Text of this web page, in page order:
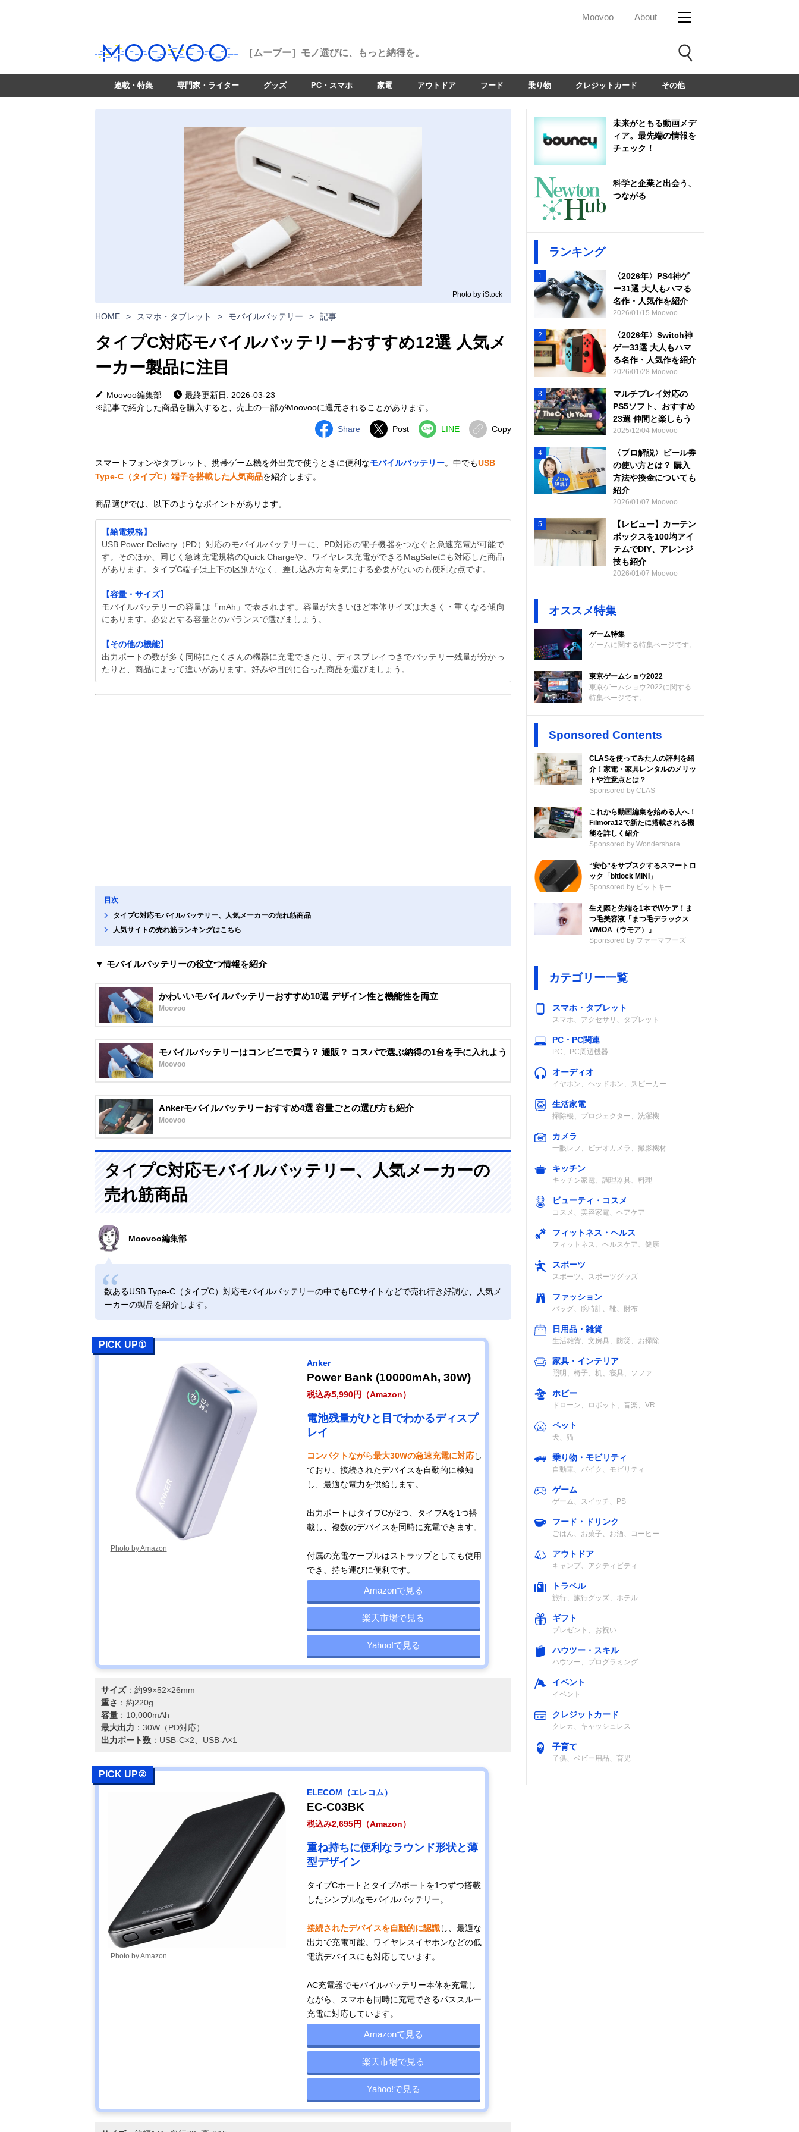
Moovoo About
［ムーブー］ モノ選びに、もっと納得を。
連載・特集 専門家・ライター グッズ PC・スマホ 家電 アウトドア フード 乗り物 クレジットカード その他
Photo by iStock
HOME > スマホ・タブレット > モバイルバッテリー > 記事
タイプC対応モバイルバッテリーおすすめ12選 人気メ
ーカー製品に注目
Moovoo編集部
最終更新日: 2026-03-23
※記事で紹介した商品を購入すると、売上の一部がMoovooに還元されることがあります。
Share Post LINE Copy
スマートフォンやタブレット、携帯ゲーム機を外出先で使うときに便利なモバイルバッテリー。中でもUSB
Type-C（タイプC）端子を搭載した人気商品を紹介します。
商品選びでは、以下のようなポイントがあります。
【給電規格】
USB Power Delivery（PD）対応のモバイルバッテリーに、PD対応の電子機器をつなぐと急速充電が可能で
す。そのほか、同じく急速充電規格のQuick Chargeや、ワイヤレス充電ができるMagSafeにも対応した商品
があります。タイプC端子は上下の区別がなく、差し込み方向を気にする必要がないのも便利な点です。
【容量・サイズ】
モバイルバッテリーの容量は「mAh」で表されます。容量が大きいほど本体サイズは大きく・重くなる傾向
にあります。必要とする容量とのバランスで選びましょう。
【その他の機能】
出力ポートの数が多く同時にたくさんの機器に充電できたり、ディスプレイつきでバッテリー残量が分かっ
たりと、商品によって違いがあります。好みや目的に合った商品を選びましょう。
目次
タイプC対応モバイルバッテリー、人気メーカーの売れ筋商品
人気サイトの売れ筋ランキングはこちら
▼ モバイルバッテリーの役立つ情報を紹介
かわいいモバイルバッテリーおすすめ10選 デザイン性と機能性を両立
Moovoo
モバイルバッテリーはコンビニで買う？ 通販？ コスパで選ぶ納得の1台を手に入れよう
Moovoo
Ankerモバイルバッテリーおすすめ4選 容量ごとの選び方も紹介
Moovoo
タイプC対応モバイルバッテリー、人気メーカーの
売れ筋商品
Moovoo編集部
数あるUSB Type-C（タイプC）対応モバイルバッテリーの中でもECサイトなどで売れ行き好調な、人気メ
ーカーの製品を紹介します。
PICK UP①
Photo by Amazon
Anker
Power Bank (10000mAh, 30W)
税込み5,990円（Amazon）
電池残量がひと目でわかるディスプ
レイ
コンパクトながら最大30Wの急速充電に対応し
ており、接続されたデバイスを自動的に検知
し、最適な電力を供給します。
出力ポートはタイプCが2つ、タイプAを1つ搭
載し、複数のデバイスを同時に充電できます。
付属の充電ケーブルはストラップとしても使用
でき、持ち運びに便利です。
Amazonで見る
楽天市場で見る
Yahoo!で見る
サイズ：約99×52×26mm
重さ ：約220g
容量：10,000mAh
最大出力 ：30W（PD対応）
出力ポート数：USB-C×2、USB-A×1
PICK UP②
Photo by Amazon
ELECOM（エレコム）
EC-C03BK
税込み2,695円（Amazon）
重ね持ちに便利なラウンド形状と薄
型デザイン
タイプCポートとタイプAポートを1つずつ搭載
したシンプルなモバイルバッテリー。
接続されたデバイスを自動的に認識し、最適な
出力で充電可能。ワイヤレスイヤホンなどの低
電流デバイスにも対応しています。
AC充電器でモバイルバッテリー本体を充電し
ながら、スマホも同時に充電できるパススルー
充電に対応しています。
Amazonで見る
楽天市場で見る
Yahoo!で見る
未来がともる動画メデ
ィア。最先端の情報を
チェック！
科学と企業と出会う、
つながる
ランキング
1
〈2026年〉PS4神ゲ
ー31選 大人もハマる
名作・人気作を紹介
2026/01/15 Moovoo
2
〈2026年〉Switch神
ゲー33選 大人もハマ
る名作・人気作を紹介
2026/01/28 Moovoo
3
マルチプレイ対応の
PS5ソフト、おすすめ
23選 仲間と楽しもう
2025/12/04 Moovoo
4
〈プロ解説〉ビール券
の使い方とは？ 購入
方法や換金についても
紹介
2026/01/07 Moovoo
5
【レビュー】カーテン
ボックスを100均アイ
テムでDIY、アレンジ
技も紹介
2026/01/07 Moovoo
オススメ特集
ゲーム特集
ゲームに関する特集ページです。
東京ゲームショウ2022
東京ゲームショウ2022に関する
特集ページです。
Sponsored Contents
CLASを使ってみた人の評判を紹
介！家電・家具レンタルのメリッ
トや注意点とは？
Sponsored by CLAS
これから動画編集を始める人へ！
Filmora12で新たに搭載される機
能を詳しく紹介
Sponsored by Wondershare
“安心”をサブスクするスマートロ
ック「bitlock MINI」
Sponsored by ビットキー
生え際と先端を1本でWケア！ま
つ毛美容液「まつ毛デラックス
WMOA（ウモア）」
Sponsored by ファーマフーズ
カテゴリー一覧
スマホ・タブレット
スマホ、アクセサリ、タブレット
PC・PC関連
PC、PC周辺機器
オーディオ
イヤホン、ヘッドホン、スピーカー
生活家電
掃除機、プロジェクター、洗濯機
カメラ
一眼レフ、ビデオカメラ、撮影機材
キッチン
キッチン家電、調理器具、料理
ビューティ・コスメ
コスメ、美容家電、ヘアケア
フィットネス・ヘルス
フィットネス、ヘルスケア、健康
スポーツ
スポーツ、スポーツグッズ
ファッション
バッグ、腕時計、靴、財布
日用品・雑貨
生活雑貨、文房具、防災、お掃除
家具・インテリア
照明、椅子、机、寝具、ソファ
ホビー
ドローン、ロボット、音楽、VR
ペット
犬、猫
乗り物・モビリティ
自動車、バイク、モビリティ
ゲーム
ゲーム、スイッチ、PS
フード・ドリンク
ごはん、お菓子、お酒、コーヒー
アウトドア
キャンプ、アクティビティ
トラベル
旅行、旅行グッズ、ホテル
ギフト
プレゼント、お祝い
ハウツー・スキル
ハウツー、プログラミング
イベント
イベント
クレジットカード
クレカ、キャッシュレス
子育て
子供、ベビー用品、育児